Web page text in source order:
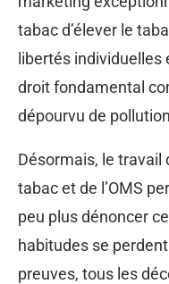
tabac d’élever le
libertés individuelles
droit fondamental
dépourvu de
Désormais, le
tabac et de l’OMS
peu plus dénoncer
habitudes se
preuves, tous les